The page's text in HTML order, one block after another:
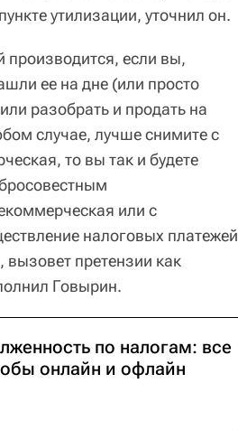
утилизации, уточнил он.
производится, если вы,
ее на дне (или просто
разобрать и продать на
случае, лучше снимите с
то вы так и будете
или с
налоговых платежей
вызовет претензии как
Говырин.
по налогам: все
онлайн и офлайн